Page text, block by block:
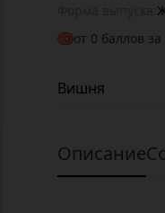
от 0 баллов
Вишня
Описание